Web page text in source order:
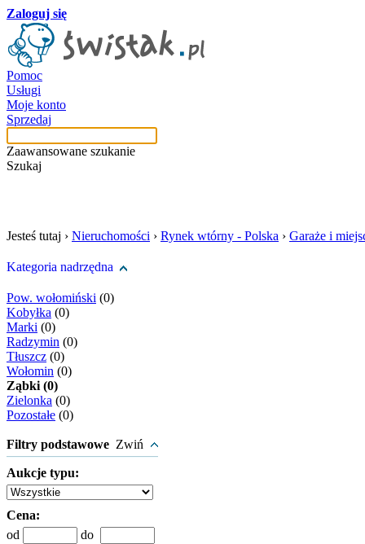
Zaloguj się
Pomoc
Usługi
Moje konto
Sprzedaj
Zaawansowane szukanie
Szukaj
Jesteś tutaj › Nieruchomości › Rynek wtórny - Polska › Garaże i
Kategoria nadrzędna
Pow. wołomiński (0)
Kobyłka (0)
Marki (0)
Radzymin (0)
Tłuszcz (0)
Wołomin (0)
Ząbki (0)
Zielonka (0)
Pozostałe (0)
Filtry podstawowe Zwiń
Aukcje typu:
Cena:
od
do